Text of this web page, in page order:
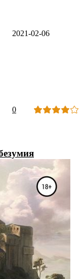
2021-02-06
0